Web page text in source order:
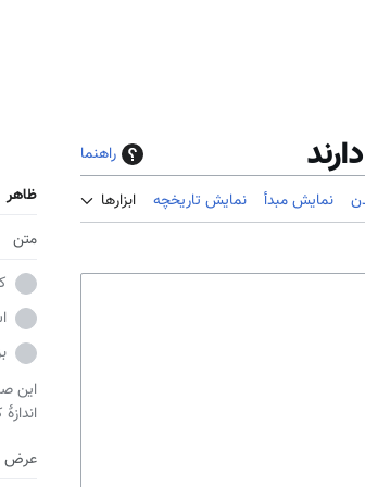
راهنما
نمایش مبدأ نمایش تاریخچه ابزارها ظاهر
متن
این
عرض